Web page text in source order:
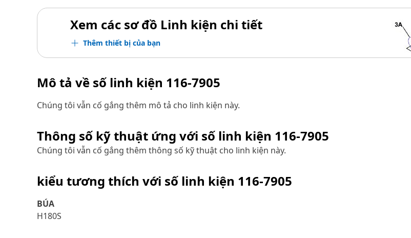
Xem các sơ đồ Linh kiện chi tiết
Thêm thiết bị của bạn
Mô tả về số linh kiện 116-7905
Chúng tôi vẫn cố gắng thêm mô tả cho linh kiện này.
Thông số kỹ thuật ứng với số linh kiện 116-7905
Chúng tôi vẫn cố gắng thêm thông số kỹ thuật cho linh kiện này.
kiểu tương thích với số linh kiện 116-7905
BÚA
H180S